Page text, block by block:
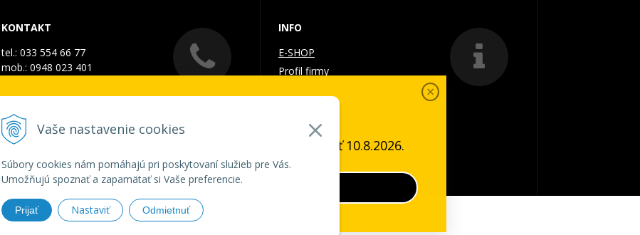
Vaše nastavenie cookies
Súbory cookies nám pomáhajú pri poskytovaní služieb pre Vás.
Umožňujú spoznať a zapamätať si Vaše preferencie.
Prijať Nastaviť Odmietnuť
KONTAKT
tel.: 033 554 66 77
mob.: 0948 023 401
INFO
E-SHOP
Profil firmy
Doprava a platba
Obchodné podmienky
GDPR a COOKIES
SK •tvorba eshopu cez UNIobchod
3. - 7. augusta 2026
a vytvorené objednávky začneme vybavovať 10.8.2026.
Ďakujeme za pochopenie.